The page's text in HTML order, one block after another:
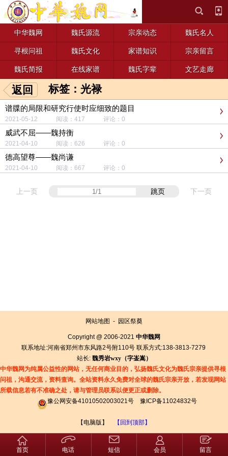
中华魏网 魏氏源流 宗亲动态 魏氏名人
寻根问祖 魏氏文化 家谱知识 宗亲留言
魏氏简报 在线家谱 魏氏字辈 文艺走廊
返回 标签：光禄
谱牒的局限和研究行使时应细致的题目
2021-05-12 阅读：417 评论：0
威武不屈——魏持衡
2021-04-10 阅读：626 评论：0
德高望尊——魏尚谦
2021-04-10 阅读：667 评论：0
上一页 跳页 下一页
网站地图 - 园区祭奠
Copyright @ 2006-2021 中华魏网
联系地址:河南省郑州市东风路2号附110号 联系方式:138-3813-7279
站长: 魏秀岩wxy（字崟嵩）
中华魏网为纯属公益性的网站，无任何商业目的，弘扬魏氏文化为魏氏宗亲提供寻根
问祖，沟通交流，资料查询。全站资料永久免费对全球的魏氏宗亲开放，若发现网站
所载信息若有不准确之处，请与管理员联系以便更正或删除。
豫公网安备41010502003021号
豫ICP备11024832号
【电脑版】 【回到顶部】
首页 电话 短信 会员 留言